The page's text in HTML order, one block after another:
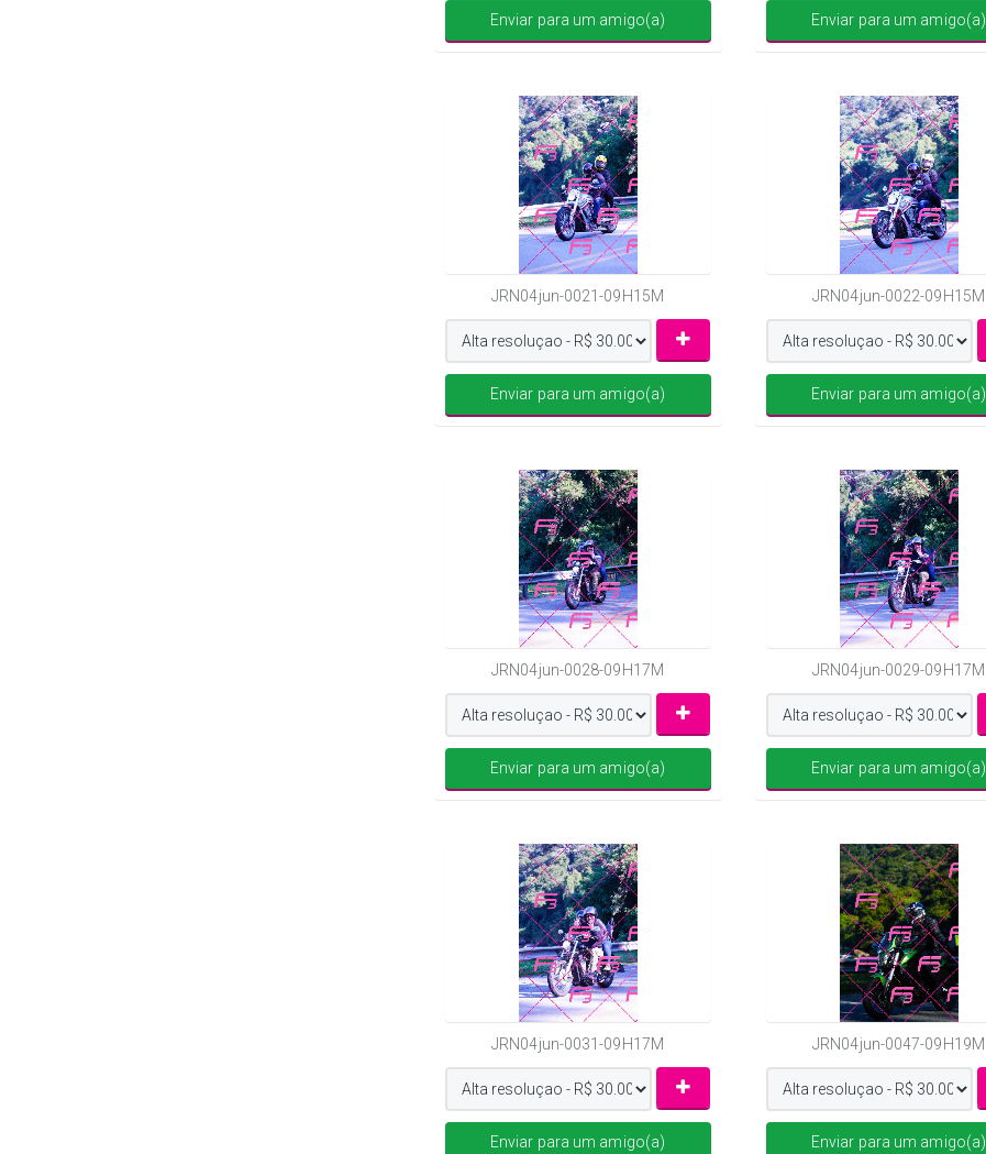
Enviar para um amigo(a) Enviar para um amigo(a)
JRN04jun-0021-09H15M
Enviar para um amigo(a)
JRN04jun-0022-09H15M
Enviar para um amigo(a)
JRN04jun-0028-09H17M
Enviar para um amigo(a)
JRN04jun-0029-09H17M
Enviar para um amigo(a)
JRN04jun-0031-09H17M
Enviar para um amigo(a)
JRN04jun-0047-09H19M
Enviar para um amigo(a)